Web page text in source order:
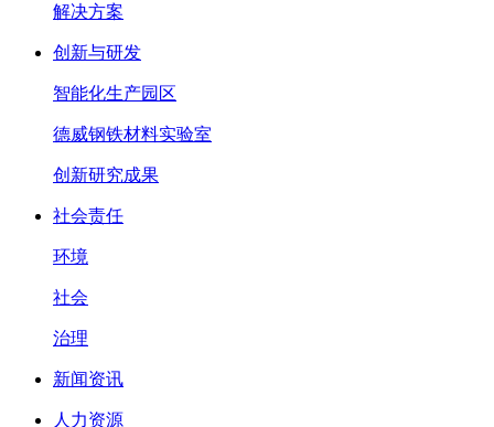
解决方案
创新与研发
智能化生产园区
德威钢铁材料实验室
创新研究成果
社会责任
环境
社会
治理
新闻资讯
人力资源